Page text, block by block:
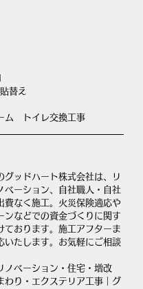
替え
ム　トイレ交換工事
グッドハート株式会社は、リ
ベーション、自社職人・自社
費なく施工。火災保険適応や
ンなどでの資金づくりに関す
ております。施工アフターま
いたします。お気軽にご相談
ノベーション・住宅・増改
わり・エクステリア工事｜グ